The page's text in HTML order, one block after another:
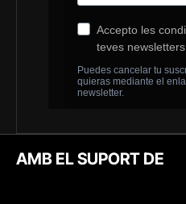
AMB EL SUPORT DE